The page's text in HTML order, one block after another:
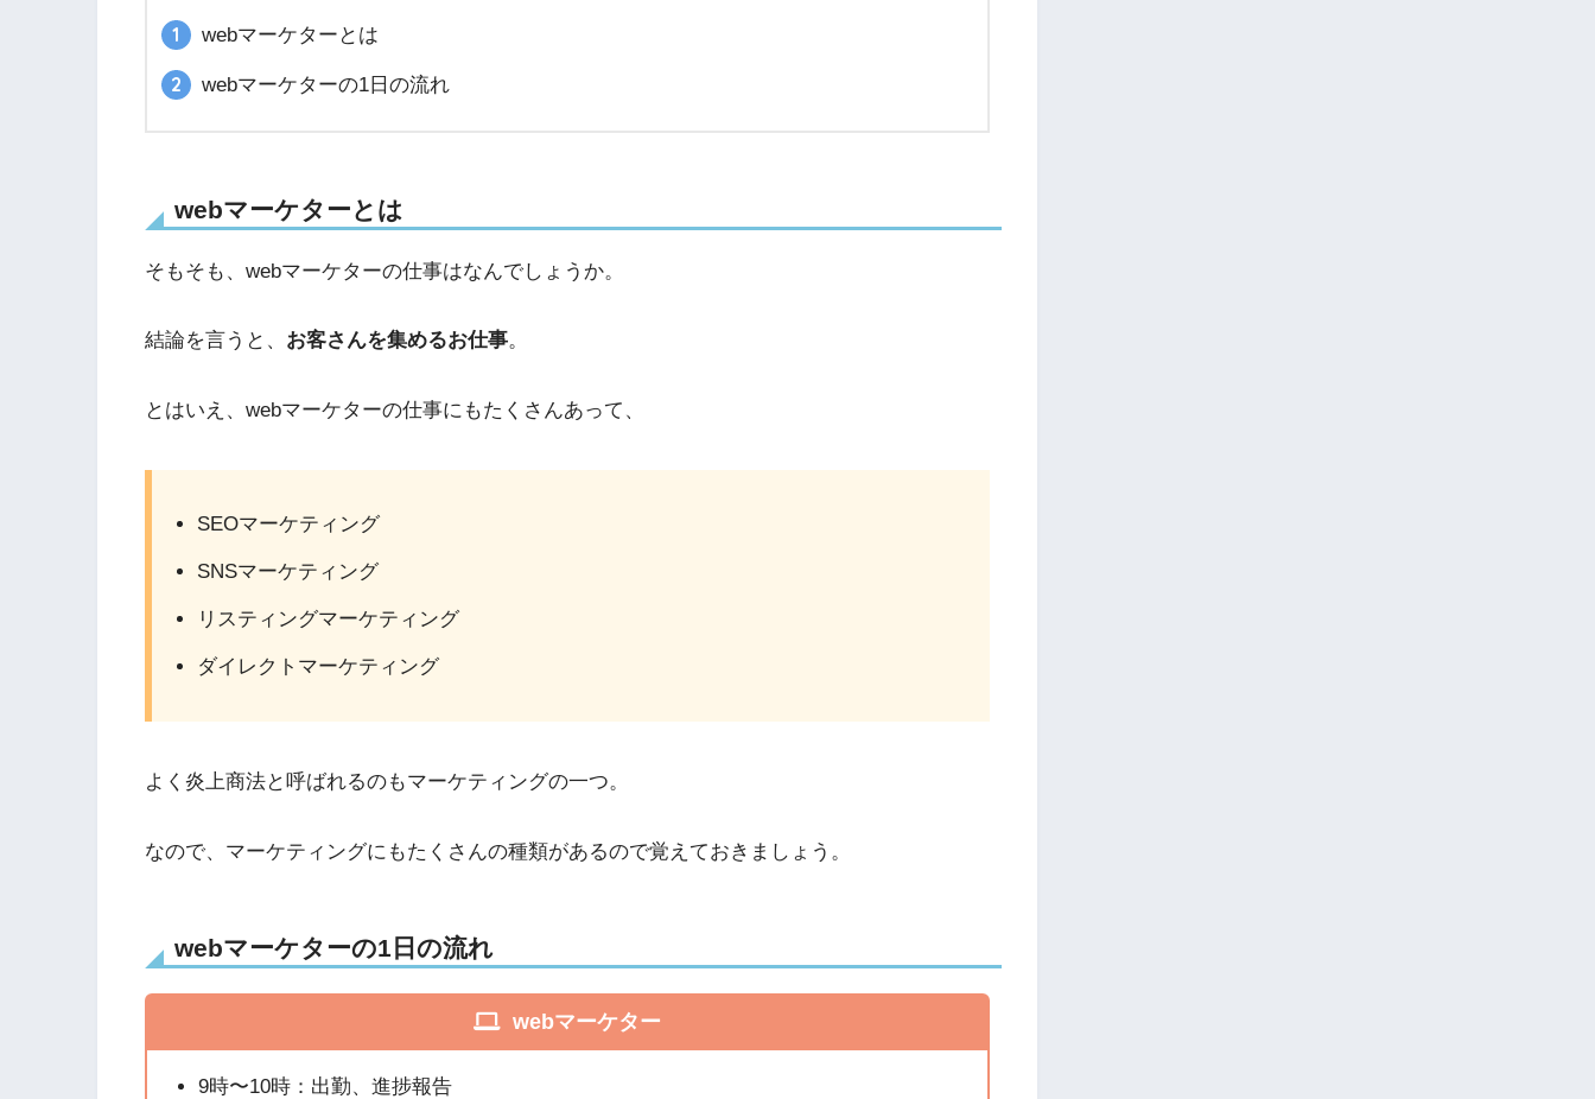
webマーケターとは
webマーケターの1日の流れ
webマーケターとは
そもそも、webマーケターの仕事はなんでしょうか。
結論を言うと、 お客さんを集めるお仕事。
とはいえ、webマーケターの仕事にもたくさんあって、
SEOマーケティング
SNSマーケティング
リスティングマーケティング
ダイレクトマーケティング
よく炎上商法と呼ばれるのもマーケティングの一つ。
なので、マーケティングにもたくさんの種類があるので覚えておきましょう。
webマーケターの1日の流れ
webマーケター
9時〜10時：出勤、進捗報告